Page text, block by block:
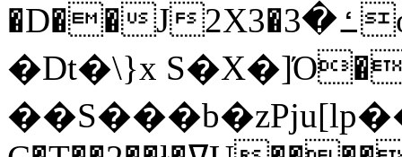
�D��J2X3�ߑ�3o�|aak�q�@����]�K���w���r;�
�Dt�\}x